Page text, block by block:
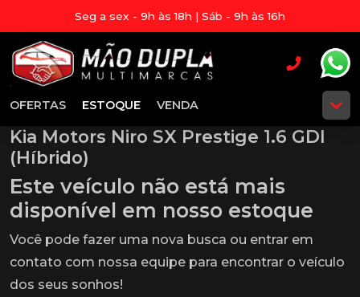
Seg a sex - 9h às 18h | Sáb - 9h às 16h
OFERTAS ESTOQUE VENDA
Kia Motors Niro SX Prestige 1.6 GDI
(Híbrido)
Este veículo não está mais
disponível em nosso estoque
Você pode fazer uma nova busca ou entrar em
contato com nossa equipe para encontrar o veículo
dos seus sonhos!